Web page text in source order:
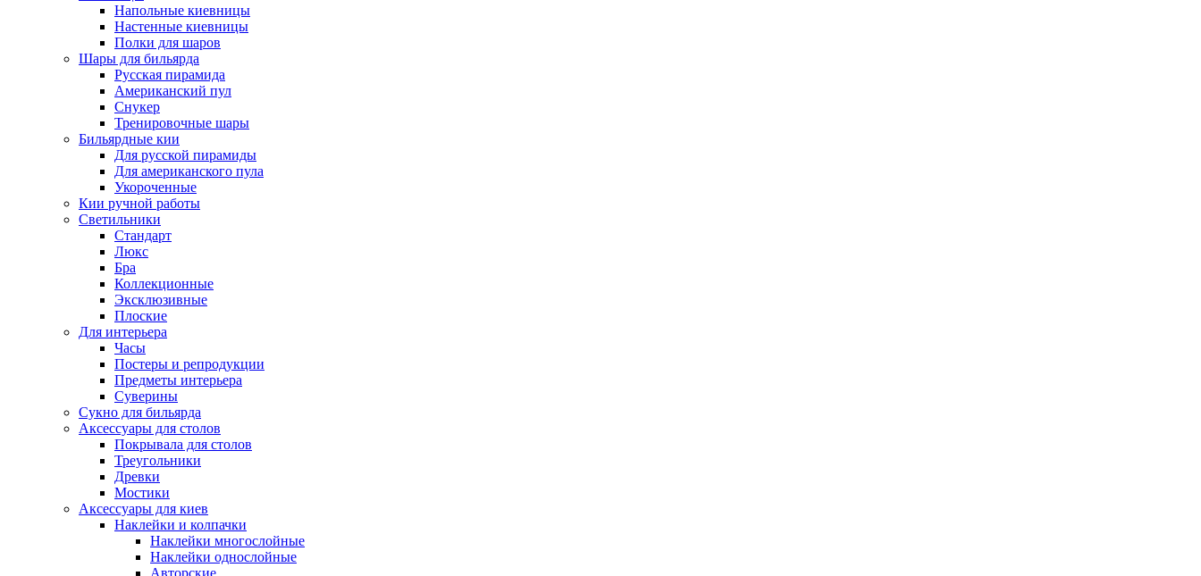
Напольные киевницы
Настенные киевницы
Полки для шаров
Шары для бильярда
Русская пирамида
Американский пул
Снукер
Тренировочные шары
Бильярдные кии
Для русской пирамиды
Для американского пула
Укороченные
Кии ручной работы
Светильники
Стандарт
Люкс
Бра
Коллекционные
Эксклюзивные
Плоские
Для интерьера
Часы
Постеры и репродукции
Предметы интерьера
Суверины
Сукно для бильярда
Аксессуары для столов
Покрывала для столов
Треугольники
Древки
Мостики
Аксессуары для киев
Наклейки и колпачки
Наклейки многослойные
Наклейки однослойные
Авторские